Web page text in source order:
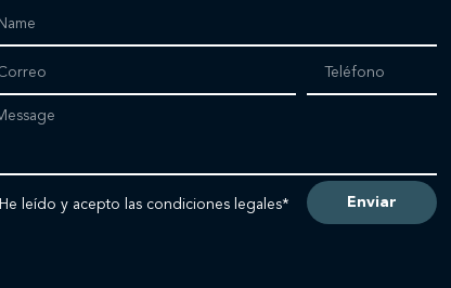
He leído y acepto las condiciones legales* Enviar